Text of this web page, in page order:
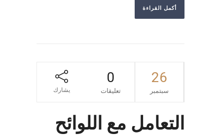
أكمل القراءة
26
سبتمبر
0
تعليقات يشارك
التعامل مع اللوائح